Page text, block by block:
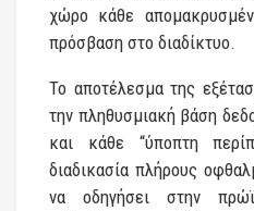
χώρο κάθε
πρόσβαση στο διαδίκτυο.
Το αποτέλεσμα της
την πληθυσμιακή βάση
και κάθε “ύποπτη
διαδικασία πλήρους
να οδηγήσει στην